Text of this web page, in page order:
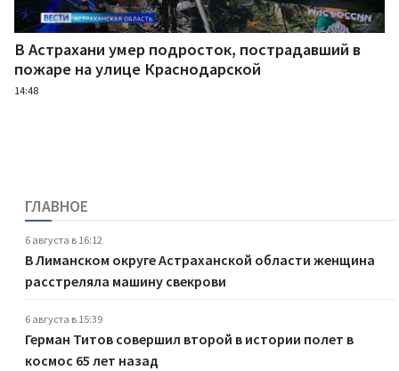
В Астрахани умер подросток, пострадавший в
пожаре на улице Краснодарской
14:48
ГЛАВНОЕ
6 августа в 16:12
В Лиманском округе Астраханской области женщина
расстреляла машину свекрови
6 августа в 15:39
Герман Титов совершил второй в истории полет в
космос 65 лет назад